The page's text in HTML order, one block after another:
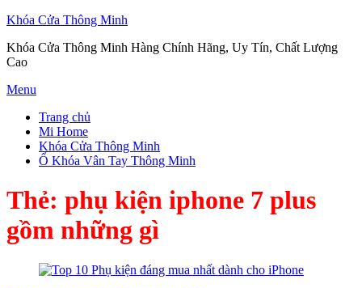
Khóa Cửa Thông Minh
Khóa Cửa Thông Minh Hàng Chính Hãng, Uy Tín, Chất Lượng
Cao
Skip
content
Menu
Trang chủ
Mi Home
Khóa Cửa Thông Minh
Ổ Khóa Vân Tay Thông Minh
Thẻ: phụ kiện iphone 7 plus
gồm những gì